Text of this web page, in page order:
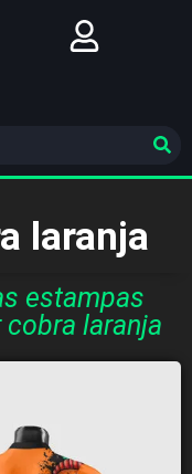
laranja
estampas
laranja